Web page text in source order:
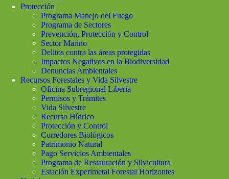
Protección
Programa Manejo del Fuego
Programa de Sectores
Prevención, Protección y Control
Sector Marino
Delitos contra las áreas protegidas
Impactos Negativos en la Biodiversidad
Denuncias Ambientales
Recursos Forestales y Vida Silvestre
Oficina Subregional Liberia
Permisos y Trámites
Vida Silvestre
Recurso Hídrico
Protección y Control
Corredores Biológicos
Patrimonio Natural
Pago Servicios Ambientales
Programa de Restauración y Silvicultura
Estación Experimetal Forestal Horizontes